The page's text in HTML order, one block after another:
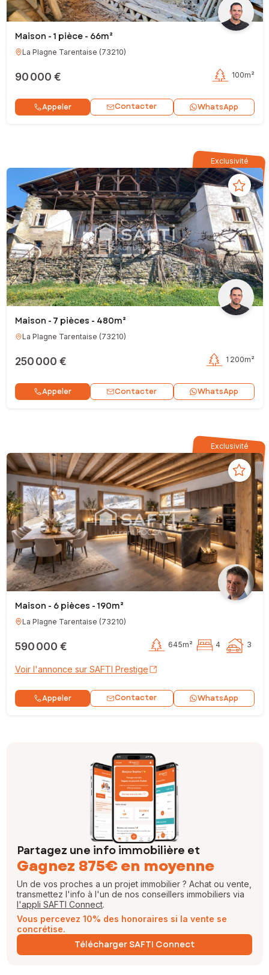
Maison - 1 pièce - 66m²
La Plagne Tarentaise (73210)
90 000 € 100m²
Appeler Contacter WhatsApp
Exclusivité
Maison - 7 pièces - 480m²
La Plagne Tarentaise (73210)
250 000 € 1 200m²
Appeler Contacter WhatsApp
Exclusivité
Maison - 6 pièces - 190m²
La Plagne Tarentaise (73210)
590 000 € 645m² 4 3
Voir l'annonce sur SAFTI Prestige
Appeler Contacter WhatsApp
Partagez une info immobilière et
Gagnez 875€ en moyenne
Un de vos proches a un projet immobilier ? Achat ou vente,
transmettez l'info à l'un de nos conseillers immobiliers via
l'appli SAFTI Connect.
Vous percevez 10% des honoraires si la vente se
concrétise.
Télécharger SAFTI Connect